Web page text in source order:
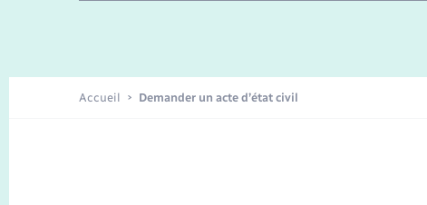
Enfants – Jeunes
Accueil Demander un acte d’état civil